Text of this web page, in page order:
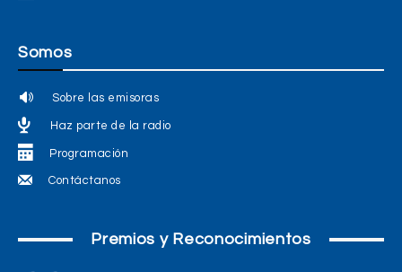
Somos
Sobre las emisoras
Haz parte de la radio
Programación
Contáctanos
Premios y Reconocimientos